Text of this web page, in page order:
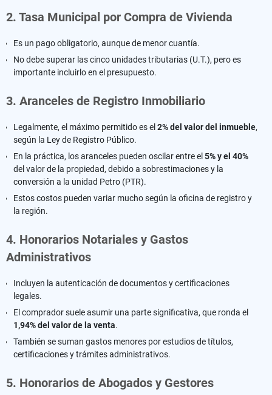
2. Tasa Municipal por Compra de Vivienda
Es un pago obligatorio, aunque de menor cuantía.
No debe superar las cinco unidades tributarias (U.T.), pero es
importante incluirlo en el presupuesto.
3. Aranceles de Registro Inmobiliario
Legalmente, el máximo permitido es el 2% del valor del inmueble,
según la Ley de Registro Público.
En la práctica, los aranceles pueden oscilar entre el 5% y el 40%
del valor de la propiedad, debido a sobrestimaciones y la
conversión a la unidad Petro (PTR).
Estos costos pueden variar mucho según la oficina de registro y
la región.
4. Honorarios Notariales y Gastos
Administrativos
Incluyen la autenticación de documentos y certificaciones
legales.
El comprador suele asumir una parte significativa, que ronda el
1,94% del valor de la venta.
También se suman gastos menores por estudios de títulos,
certificaciones y trámites administrativos.
5. Honorarios de Abogados y Gestores